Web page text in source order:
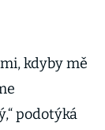
kdyby mě
podotýká